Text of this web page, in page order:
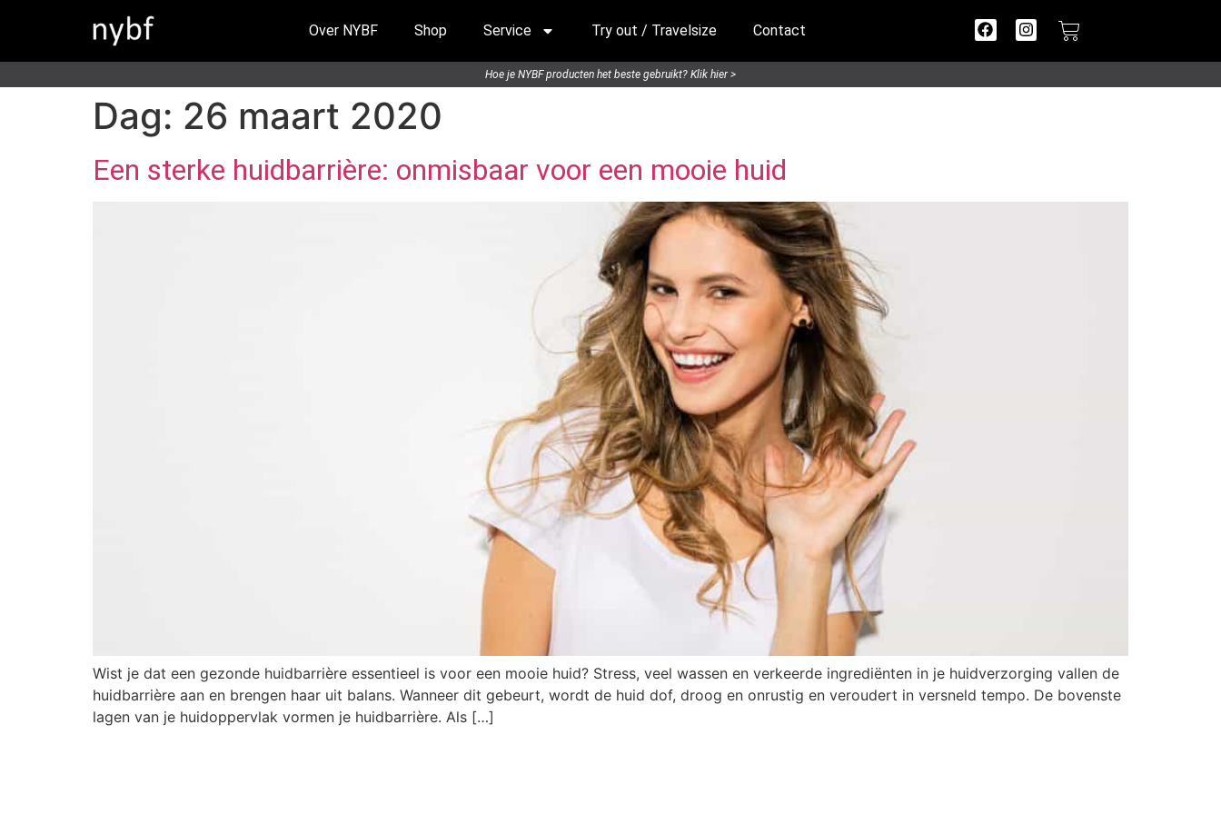
Over NYBF Shop Service Try out / Travelsize Contact
Hoe je NYBF producten het beste gebruikt? Klik hier >
Dag: 26 maart 2020
Een sterke huidbarrière: onmisbaar voor een mooie huid
Wist je dat een gezonde huidbarrière essentieel is voor een mooie huid? Stress, veel wassen en verkeerde ingrediënten in je huidverzorging vallen de
huidbarrière aan en brengen haar uit balans. Wanneer dit gebeurt, wordt de huid dof, droog en onrustig en veroudert in versneld tempo. De bovenste
lagen van je huidoppervlak vormen je huidbarrière. Als […]